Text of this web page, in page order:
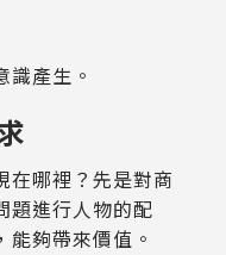
產生。
在哪裡？先是對商
題進行人物的配
夠帶來價值。